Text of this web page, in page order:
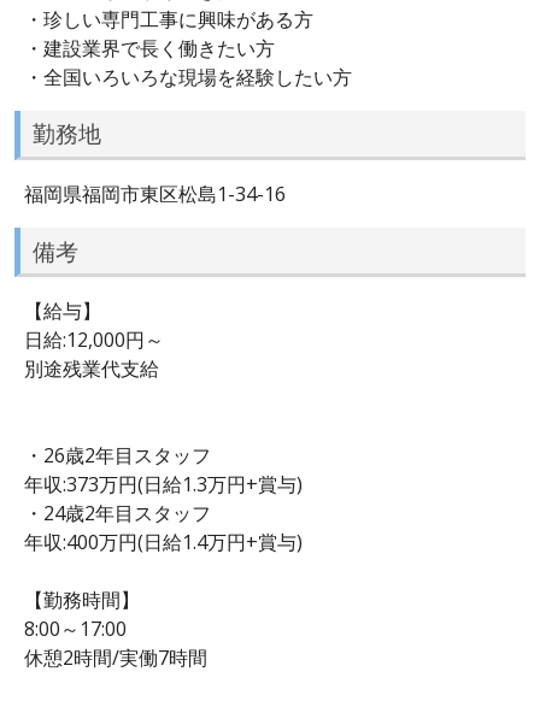
・珍しい専門工事に興味がある方
・建設業界で長く働きたい方
・全国いろいろな現場を経験したい方
勤務地
福岡県福岡市東区松島1-34-16
備考
【給与】
日給:12,000円～
別途残業代支給
・26歳2年目スタッフ
年収:373万円(日給1.3万円+賞与)
・24歳2年目スタッフ
年収:400万円(日給1.4万円+賞与)
【勤務時間】
8:00～17:00
休憩2時間/実働7時間